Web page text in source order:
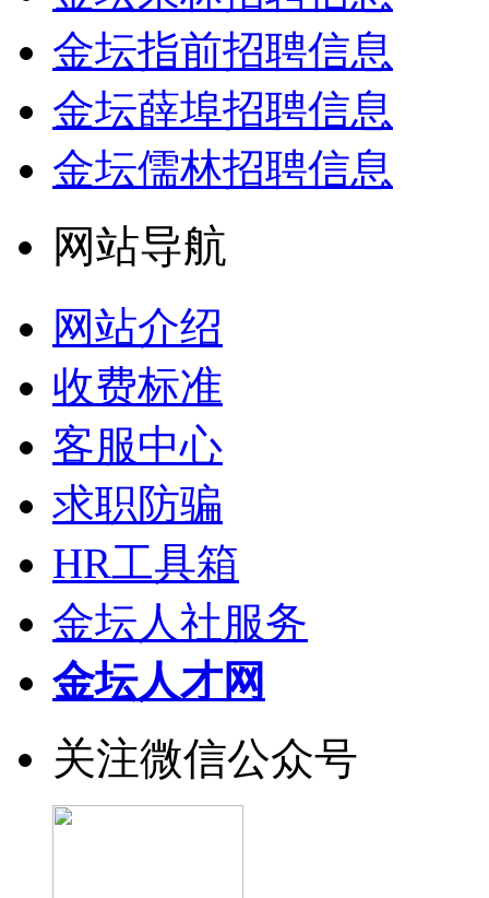
金坛指前招聘信息
金坛薛埠招聘信息
金坛儒林招聘信息
网站导航
网站介绍
收费标准
客服中心
求职防骗
HR工具箱
金坛人社服务
金坛人才网
关注微信公众号